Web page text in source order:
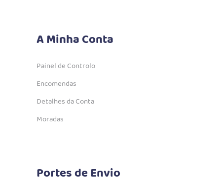
A Minha Conta
Painel de Controlo
Encomendas
Detalhes da Conta
Moradas
Portes de Envio